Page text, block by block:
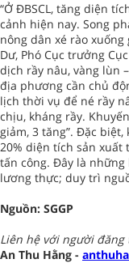
“Ở ĐBSCL, tăng diện
cảnh hiện nay. Song
nông dân xé rào xuống
Dư, Phó Cục trưởng
dịch rầy nâu, vàng lùn
địa phương cần chủ
lịch thời vụ để né rầy
chịu, kháng rầy.
giảm, 3 tăng”. Đặc
20% diện tích sản xuất
tấn công. Đây là
lương thực; duy trì
Nguồn: SGGP
Liên hệ với người đăng
An Thu Hằng -